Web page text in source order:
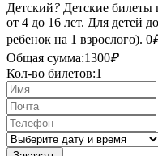
Детский? Детские билеты
от 4 до 16 лет. Для детей
ребенок на 1 взрослого). 0
Общая сумма:1300₽
Кол-во билетов:1